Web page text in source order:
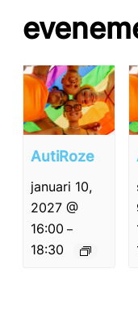
AutiRoze
januari 10,
2027 @
16:00 –
18:30